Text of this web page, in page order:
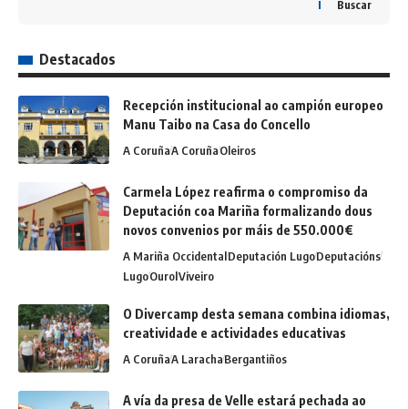
Buscar
Destacados
Recepción institucional ao campión europeo
Manu Taibo na Casa do Concello
A CoruñaA CoruñaOleiros
Carmela López reafirma o compromiso da
Deputación coa Mariña formalizando dous
novos convenios por máis de 550.000€
A Mariña OccidentalDeputación LugoDeputacións
LugoOurolViveiro
O Divercamp desta semana combina idiomas,
creatividade e actividades educativas
A CoruñaA LarachaBergantiños
A vía da presa de Velle estará pechada ao